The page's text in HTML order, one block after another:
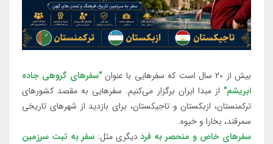
بیش از 20 سال است که سفرهایی با عنوان
"سفرهای گروهی جاده
ابریشم" از مبدا ایران برگزار می‌کنیم. سفرهایی به مقصد کشورهای
ترکمنستان، ازبکستان و تاجیکستان، برای بازدید از شهرهای تاریخی
سمرقند، بخارا و خیوه.
سفرهای خاص و منحصر به فرددیگری مثل:سفر به تبت سرزمین